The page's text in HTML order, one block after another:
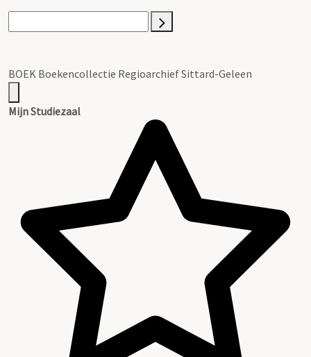
BOEK Boekencollectie Regioarchief Sittard-Geleen
Mijn Studiezaal